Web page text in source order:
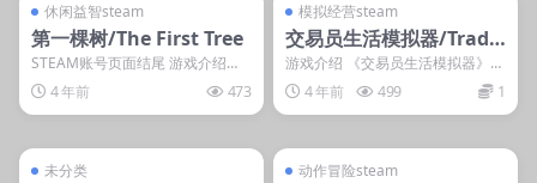
休闲益智steam
第一棵树/The First Tree
STEAM账号页面结尾 游戏介绍
《第一棵树》是David Wehle制作
发行的...
4 年前 473
模拟经营steam
交易员生活模拟器/Trade
r Life Simulator
游戏介绍 《交易员生活模拟器》是
一款具有开放世界探索玩法的生活
模拟类游戏，从一家...
4 年前 499 1
未分类
动作冒险steam